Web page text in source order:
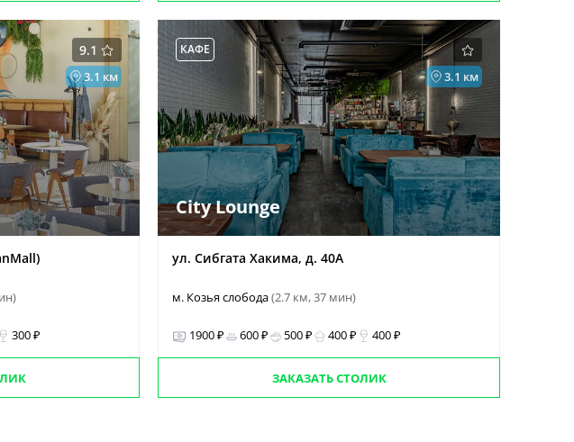
9.1
3.1 км
300 ₽
КАФЕ
3.1 км
City Lounge
ул. Сибгата Хакима, д. 40А
м. Козья слобода(2.7 км, 37 мин)
1900 ₽ 600 ₽ 500 ₽ 400 ₽ 400 ₽
ЗАКАЗАТЬ СТОЛИК